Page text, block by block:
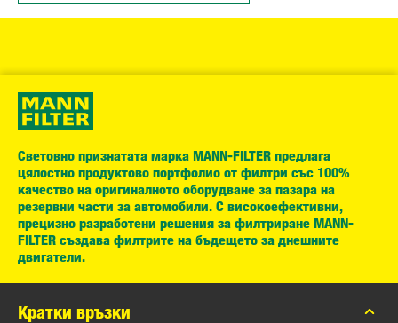
Световно признатата марка MANN-FILTER предлага
цялостно продуктово портфолио от филтри със 100%
качество на оригиналното оборудване за пазара на
резервни части за автомобили. С високоефективни,
прецизно разработени решения за филтриране MANN-
FILTER създава филтрите на бъдещето за днешните
двигатели.
Кратки връзки